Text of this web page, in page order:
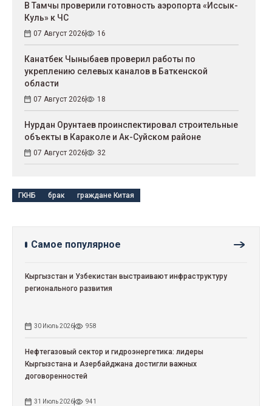
В Тамчы проверили готовность аэропорта «Иссык-
Куль» к ЧС
07 Август 2026 16
Канатбек Чыныбаев проверил работы по
укреплению селевых каналов в Баткенской
области
07 Август 2026 18
Нурдан Орунтаев проинспектировал строительные
объекты в Караколе и Ак-Суйском районе
07 Август 2026 32
ГКНБ брак граждане Китая
Самое популярное
Кыргызстан и Узбекистан выстраивают инфраструктуру
регионального развития
30 Июль 2026 958
Нефтегазовый сектор и гидроэнергетика: лидеры
Кыргызстана и Азербайджана достигли важных
договоренностей
31 Июль 2026 941